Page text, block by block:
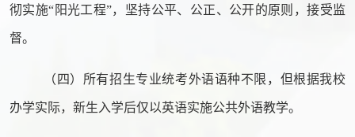
彻实施“阳光工程”，坚持公平、公正、公开的原则，接受监
督。
（四）所有招生专业统考外语语种不限，但根据我校
办学实际，新生入学后仅以英语实施公共外语教学。